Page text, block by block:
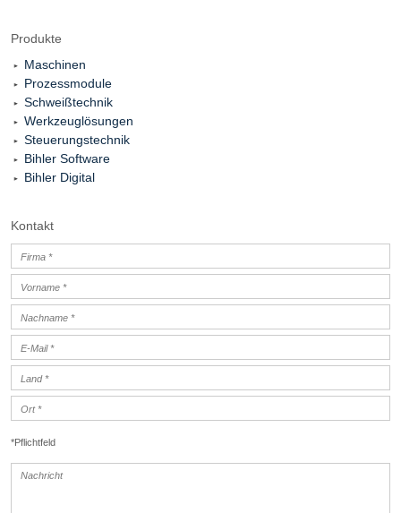
Produkte
Maschinen
Prozessmodule
Schweißtechnik
Werkzeuglösungen
Steuerungstechnik
Bihler Software
Bihler Digital
Kontakt
*Pflichtfeld